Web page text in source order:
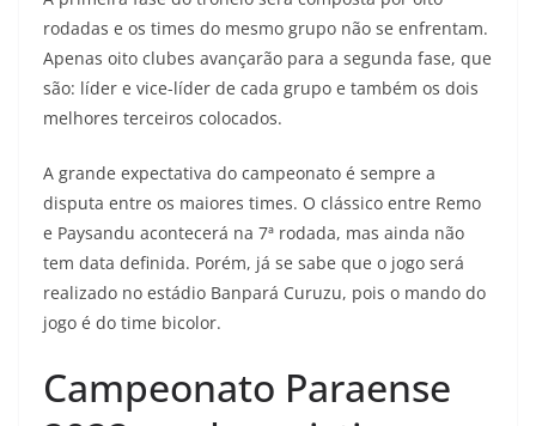
rodadas e os times do mesmo grupo não se enfrentam.
Apenas oito clubes avançarão para a segunda fase, que
são: líder e vice-líder de cada grupo e também os dois
melhores terceiros colocados.
A grande expectativa do campeonato é sempre a
disputa entre os maiores times. O clássico entre Remo
e Paysandu acontecerá na 7ª rodada, mas ainda não
tem data definida. Porém, já se sabe que o jogo será
realizado no estádio Banpará Curuzu, pois o mando do
jogo é do time bicolor.
Campeonato Paraense